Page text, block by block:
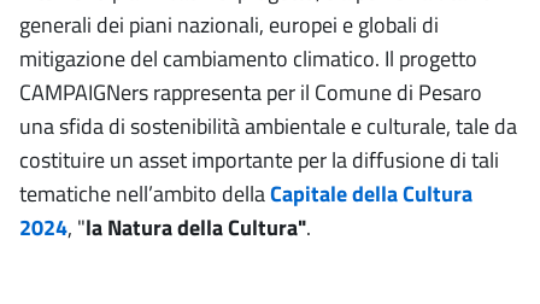
generali dei piani nazionali, europei e globali di
mitigazione del cambiamento climatico. Il progetto
CAMPAIGNers rappresenta per il Comune di Pesaro
una sfida di sostenibilità ambientale e culturale, tale da
costituire un asset importante per la diffusione di tali
tematiche nell’ambito dellaCapitale della Cultura
2024, "la Natura della Cultura".